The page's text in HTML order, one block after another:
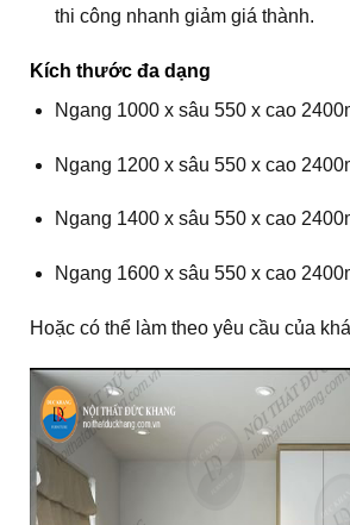
thi công nhanh giảm giá thành.
Kích thước đa dạng
Ngang 1000 x sâu 550 x cao
Ngang 1200 x sâu 550 x cao
Ngang 1400 x sâu 550 x cao
Ngang 1600 x sâu 550 x cao
Hoặc có thể làm theo yêu cầu của